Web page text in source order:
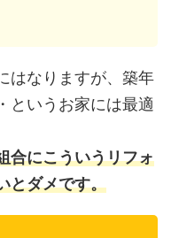
はなりますが、築年
というお家には最適
合にこういうリフォ
とダメです。